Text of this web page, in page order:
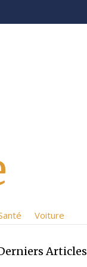
Voiture
Articles